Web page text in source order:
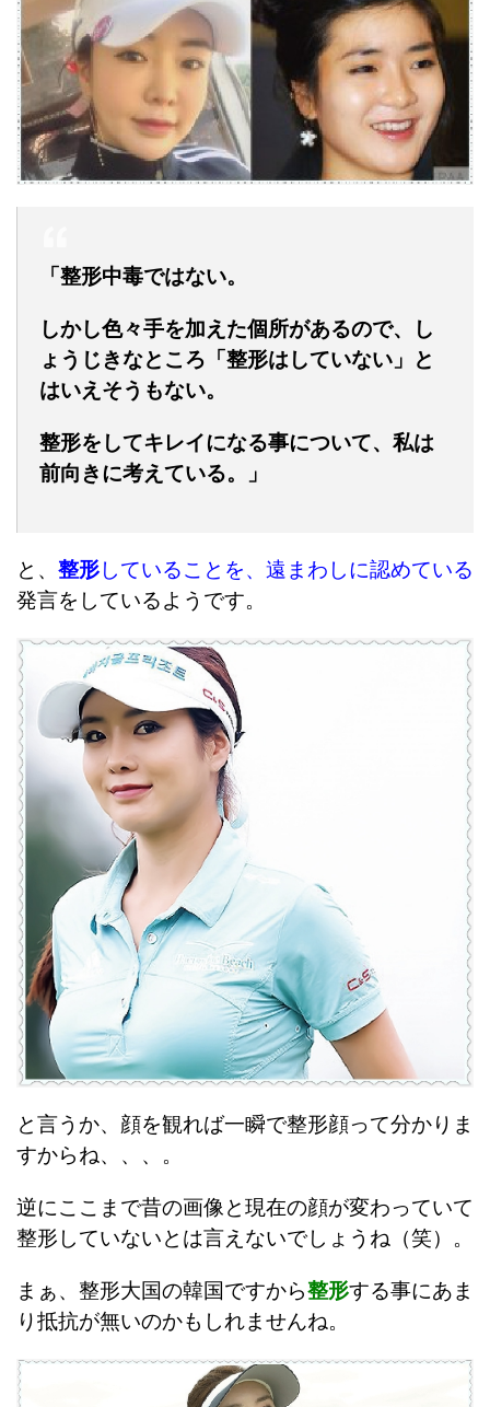
「整形中毒ではない。
しかし色々手を加えた個所があるので、し
ょうじきなところ「整形はしていない」と
はいえそうもない。
整形をしてキレイになる事について、私は
前向きに考えている。」
と、 整形していることを、遠まわしに認めている
発言をしているようです。
と言うか、顔を観れば一瞬で整形顔って分かりま
すからね、、、。
逆にここまで昔の画像と現在の顔が変わっていて
整形していないとは言えないでしょうね（笑）。
まぁ、整形大国の韓国ですから整形する事にあま
り抵抗が無いのかもしれませんね。